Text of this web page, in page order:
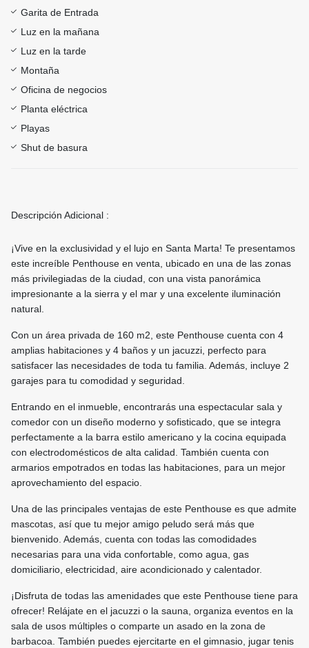
Garita de Entrada
Luz en la mañana
Luz en la tarde
Montaña
Oficina de negocios
Planta eléctrica
Playas
Shut de basura
Descripción Adicional :
¡Vive en la exclusividad y el lujo en Santa Marta! Te presentamos
este increíble Penthouse en venta, ubicado en una de las zonas
más privilegiadas de la ciudad, con una vista panorámica
impresionante a la sierra y el mar y una excelente iluminación
natural.
Con un área privada de 160 m2, este Penthouse cuenta con 4
amplias habitaciones y 4 baños y un jacuzzi, perfecto para
satisfacer las necesidades de toda tu familia. Además, incluye 2
garajes para tu comodidad y seguridad.
Entrando en el inmueble, encontrarás una espectacular sala y
comedor con un diseño moderno y sofisticado, que se integra
perfectamente a la barra estilo americano y la cocina equipada
con electrodomésticos de alta calidad. También cuenta con
armarios empotrados en todas las habitaciones, para un mejor
aprovechamiento del espacio.
Una de las principales ventajas de este Penthouse es que admite
mascotas, así que tu mejor amigo peludo será más que
bienvenido. Además, cuenta con todas las comodidades
necesarias para una vida confortable, como agua, gas
domiciliario, electricidad, aire acondicionado y calentador.
¡Disfruta de todas las amenidades que este Penthouse tiene para
ofrecer! Relájate en el jacuzzi o la sauna, organiza eventos en la
sala de usos múltiples o comparte un asado en la zona de
barbacoa. También puedes ejercitarte en el gimnasio, jugar tenis